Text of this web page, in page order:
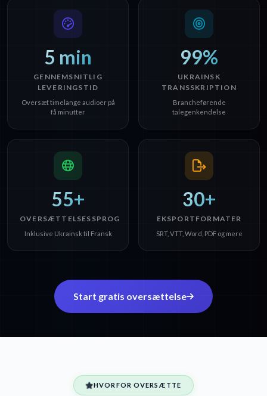
5 min
GENNEMSNITLIG
LEVERINGSTID
Oversæt timelange audioer på
få minutter
99%
UKRAINSK
TRANSSKRIPTION
Brancheførende
talegenkendelse
55+
OVERSÆTTELSESSPROG
Inklusive Ukrainsk til Fransk
30+
EKSPORTFORMATER
SRT, VTT, Word, PDF og mere
Start gratis oversættelse
HVORFOR OVERSÆTTE